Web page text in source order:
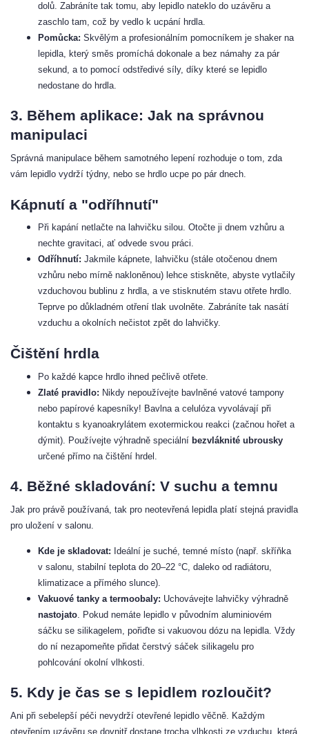
dolů. Zabráníte tak tomu, aby lepidlo nateklo do uzávěru a
zaschlo tam, což by vedlo k ucpání hrdla.
Pomůcka: Skvělým a profesionálním pomocníkem je shaker na
lepidla, který směs promíchá dokonale a bez námahy za pár
sekund, a to pomocí odstředivé síly, díky které se lepidlo
nedostane do hrdla.
3. Během aplikace: Jak na správnou
manipulaci
Správná manipulace během samotného lepení rozhoduje o tom, zda
vám lepidlo vydrží týdny, nebo se hrdlo ucpe po pár dnech.
Kápnutí a "odříhnutí"
Při kapání netlačte na lahvičku silou. Otočte ji dnem vzhůru a
nechte gravitaci, ať odvede svou práci.
Odříhnutí: Jakmile kápnete, lahvičku (stále otočenou dnem
vzhůru nebo mírně nakloněnou) lehce stiskněte, abyste vytlačily
vzduchovou bublinu z hrdla, a ve stisknutém stavu otřete hrdlo.
Teprve po důkladném otření tlak uvolněte. Zabráníte tak nasátí
vzduchu a okolních nečistot zpět do lahvičky.
Čištění hrdla
Po každé kapce hrdlo ihned pečlivě otřete.
Zlaté pravidlo: Nikdy nepoužívejte bavlněné vatové tampony
nebo papírové kapesníky! Bavlna a celulóza vyvolávají při
kontaktu s kyanoakrylátem exotermickou reakci (začnou hořet a
dýmit). Používejte výhradně speciální bezvláknité ubrousky
určené přímo na čištění hrdel.
4. Běžné skladování: V suchu a temnu
Jak pro právě používaná, tak pro neotevřená lepidla platí stejná pravidla
pro uložení v salonu.
Kde je skladovat: Ideální je suché, temné místo (např. skříňka
v salonu, stabilní teplota do 20–22 °C, daleko od radiátoru,
klimatizace a přímého slunce).
Vakuové tanky a termoobaly: Uchovávejte lahvičky výhradně
nastojato . Pokud nemáte lepidlo v původním aluminiovém
sáčku se silikagelem, pořiďte si vakuovou dózu na lepidla. Vždy
do ní nezapomeňte přidat čerstvý sáček silikagelu pro
pohlcování okolní vlhkosti.
5. Kdy je čas se s lepidlem rozloučit?
Ani při sebelepší péči nevydrží otevřené lepidlo věčně. Každým
otevřením uzávěru se dovnitř dostane trocha vlhkosti ze vzduchu, která